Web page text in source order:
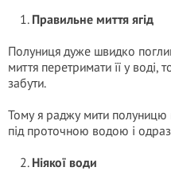
Правильне миття ягід
Полуниця дуже швидко
миття перетримати її у воді,
забути.
Тому я раджу мити
під проточною водою і
Ніякої води